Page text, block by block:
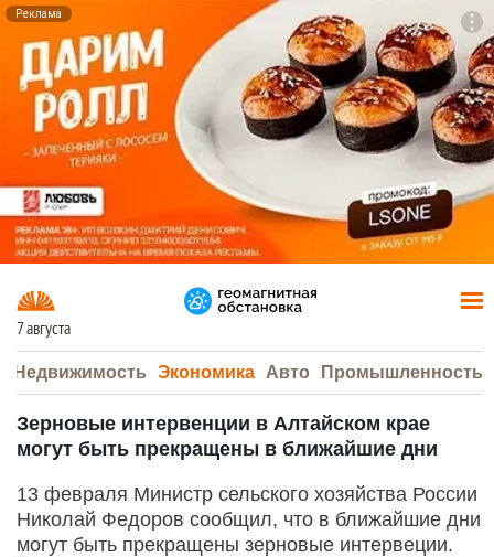
Реклама
7 августа
Недвижимость Экономика Авто Промышленность
Зерновые интервенции в Алтайском крае
могут быть прекращены в ближайшие дни
13 февраля Министр сельского хозяйства России
Николай Федоров сообщил, что в ближайшие дни
могут быть прекращены зерновые интервеции.